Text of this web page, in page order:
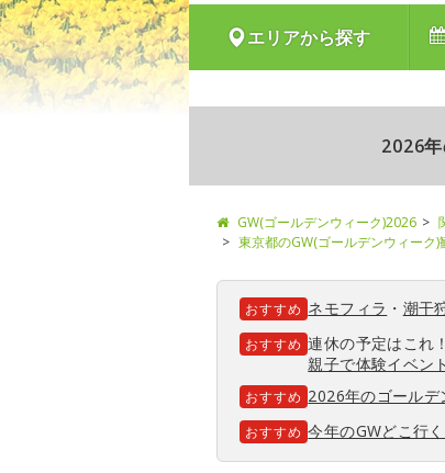
エリアから探す
2026
GW(ゴールデンウィーク)2026
東京都のGW(ゴールデンウィーク)
おすすめ ネモフィラ ・ 潮干
おすすめ 連休の予定はこれ
親子で体験イベント
おすすめ 2026年のゴールデ
おすすめ 今年のGWどこ行